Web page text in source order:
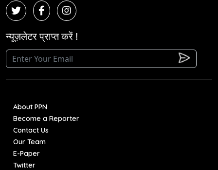
न्यूज़लेटर प्राप्त करें !
About PPN
Become a Reporter
Contact Us
Our Team
E-Paper
Twitter